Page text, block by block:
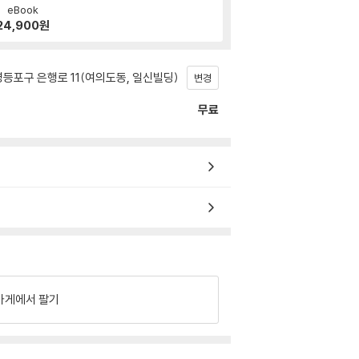
eBook
원
포구 은행로 11(여의도동, 일신빌딩) 변경
무료
게에서 팔기